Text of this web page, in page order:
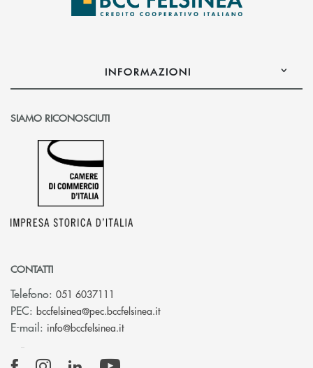
INFORMAZIONI
SIAMO RICONOSCIUTI
CONTATTI
Telefono: 051 6037111
PEC: bccfelsinea@pec.bccfelsinea.it(si apre l’app di posta
E-mail: info@bccfelsinea.it(si apre l’app di posta elettronica)